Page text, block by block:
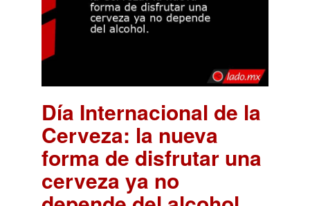
Día Internacional de la
Cerveza: la nueva
forma de disfrutar una
cerveza ya no